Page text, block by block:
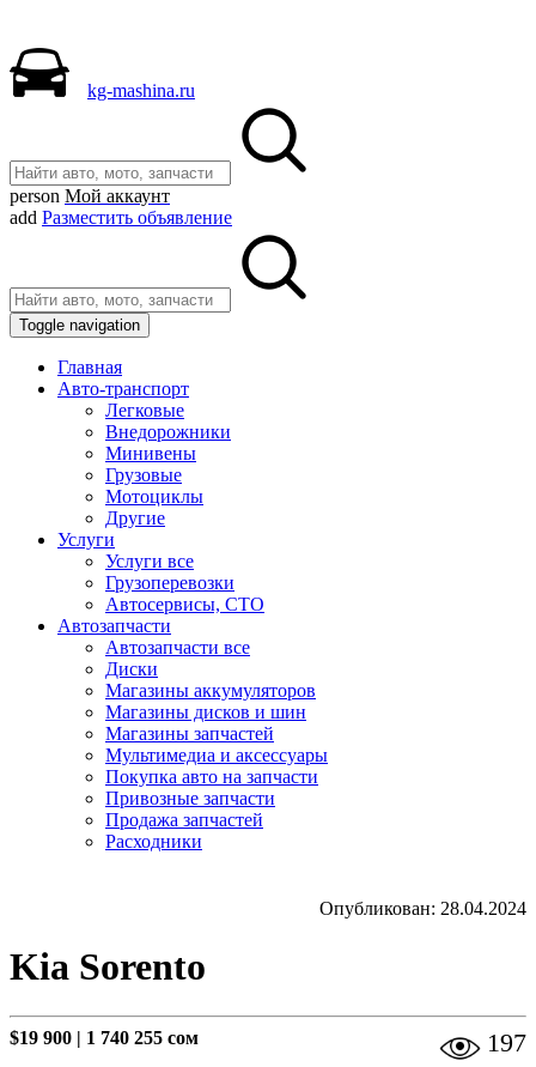
kg-mashina.ru
person Мой аккаунт
add Разместить объявление
Toggle navigation
Главная
Авто-транспорт
Легковые
Внедорожники
Минивены
Грузовые
Мотоциклы
Другие
Услуги
Услуги все
Грузоперевозки
Автосервисы, СТО
Автозапчасти
Автозапчасти все
Диски
Магазины аккумуляторов
Магазины дисков и шин
Магазины запчастей
Мультимедиа и аксессуары
Покупка авто на запчасти
Привозные запчасти
Продажа запчастей
Расходники
Опубликован: 28.04.2024
Kia Sorento
$19 900 | 1 740 255 сом 197